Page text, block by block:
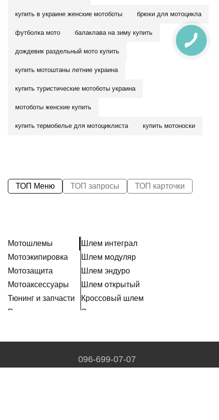
купить в украине женские мотоботы брюки для мотоцикла
футболка мото балаклава на зиму купить
дождевик раздельный мото купить
купить мотоштаны летние украина
купить туристические мотоботы украина
мотоботы женские купить
купить термобелье для мотоциклиста купить мотоноски
ТОП Меню ТОП запросы ТОП карточки
Мотошлемы
Мотоэкипировка
Мотозащита
Мотоаксессуары
Тюнинг и запчасти
Расходники
Шлем интеграл
Шлем модуляр
Шлем эндуро
Шлем открытый
Кроссовый шлем
Эксклюзивные шлемы
Мотогарнитура
096-699-07-07